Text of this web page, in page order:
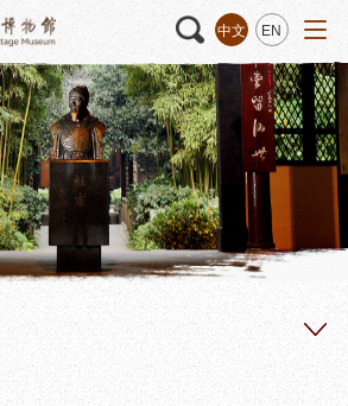
中文 EN
“人日游草堂”系列文化活动
中国传统节庆活动
诗歌主题活动
其它活动
藏品 藏品概述
馆藏精品
数字资源
捐赠名录